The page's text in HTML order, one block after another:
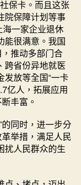
保卡。而且这张
院保障计划等事
海一家企业退休
能很满意。我国
推动多部门合
跨省份异地就医
放等全国“一卡
亿人，拓展应用
丰富。
同时，进一步分
举措，满足人民
扰人民群众的生